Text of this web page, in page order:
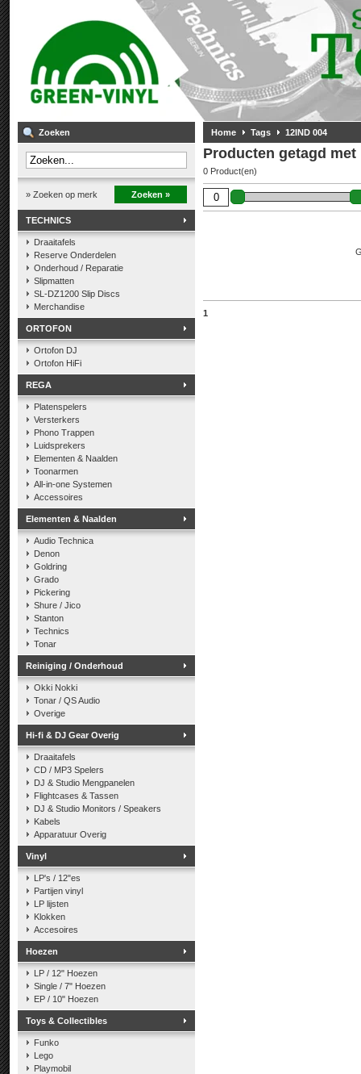
Zoeken
» Zoeken op merk Zoeken »
TECHNICS
Draaitafels
Reserve Onderdelen
Onderhoud / Reparatie
Slipmatten
SL-DZ1200 Slip Discs
Merchandise
ORTOFON
Ortofon DJ
Ortofon HiFi
REGA
Platenspelers
Versterkers
Phono Trappen
Luidsprekers
Elementen & Naalden
Toonarmen
All-in-one Systemen
Accessoires
Elementen & Naalden
Audio Technica
Denon
Goldring
Grado
Pickering
Shure / Jico
Stanton
Technics
Tonar
Reiniging / Onderhoud
Okki Nokki
Tonar / QS Audio
Overige
Hi-fi & DJ Gear Overig
Draaitafels
CD / MP3 Spelers
DJ & Studio Mengpanelen
Flightcases & Tassen
DJ & Studio Monitors / Speakers
Kabels
Apparatuur Overig
Vinyl
LP's / 12"es
Partijen vinyl
LP lijsten
Klokken
Accesoires
Hoezen
LP / 12" Hoezen
Single / 7" Hoezen
EP / 10" Hoezen
Toys & Collectibles
Funko
Lego
Playmobil
Home Tags 12IND 004
Producten getagd met
0 Product(en)
1